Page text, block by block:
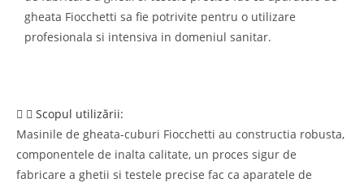
gheata Fiocchetti sa fie potrivite pentru o utilizare
profesionala si intensiva in domeniul sanitar.
Scopul utilizării:
Masinile de gheata-cuburi Fiocchetti au constructia robusta,
componentele de inalta calitate, un proces sigur de
fabricare a ghetii si testele precise fac ca aparatele de